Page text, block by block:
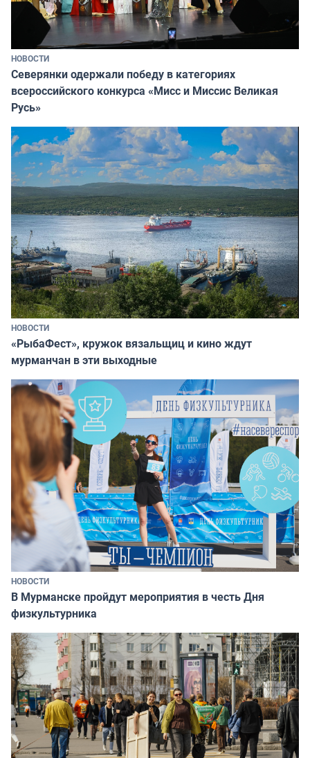
НОВОСТИ
Северянки одержали победу в категориях
всероссийского конкурса «Мисс и Миссис Великая
Русь»
НОВОСТИ
«РыбаФест», кружок вязальщиц и кино ждут
мурманчан в эти выходные
НОВОСТИ
В Мурманске пройдут мероприятия в честь Дня
физкультурника